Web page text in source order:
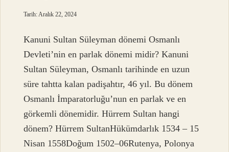
Tarih: Aralık 22, 2024
Kanuni Sultan Süleyman dönemi Osmanlı
Devleti’nin en parlak dönemi midir? Kanuni
Sultan Süleyman, Osmanlı tarihinde en uzun
süre tahtta kalan padişahtır, 46 yıl. Bu dönem
Osmanlı İmparatorluğu’nun en parlak ve en
görkemli dönemidir. Hürrem Sultan hangi
dönem? Hürrem SultanHükümdarlık 1534 – 15
Nisan 1558Doğum 1502–06Rutenya, Polonya